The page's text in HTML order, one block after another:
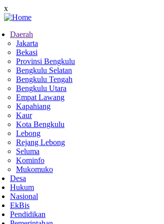
Skip
to
content
x
Main
navigation
Daerah
Jakarta
Bekasi
Provinsi Bengkulu
Bengkulu Selatan
Bengkulu Tengah
Bengkulu Utara
Empat Lawang
Kapahiang
Kaur
Kota Bengkulu
Lebong
Rejang Lebong
Seluma
Kominfo
Mukomuko
Desa
Hukum
Nasional
EkBis
Pendidikan